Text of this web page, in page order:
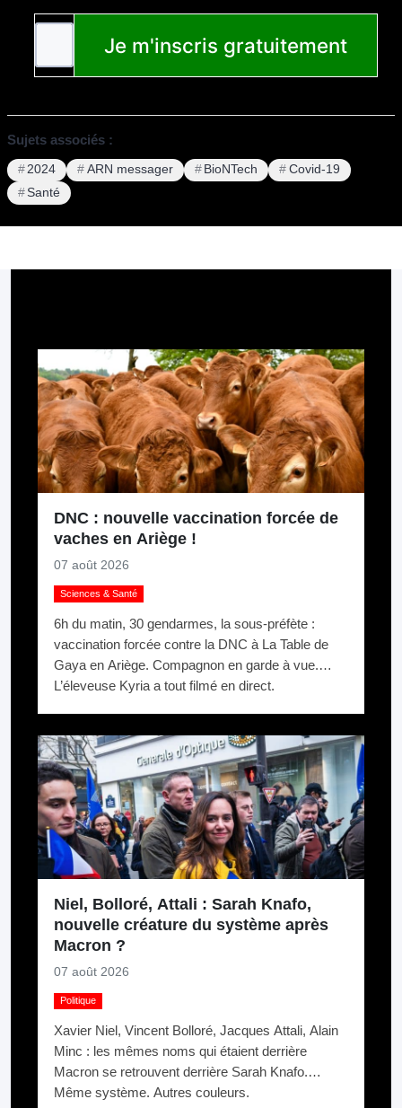
Sujets associés :
2024 ARN messager BioNTech
Covid-19
Santé
DNC : nouvelle vaccination forcée de
vaches en Ariège !
07 août 2026
Sciences & Santé
6h du matin, 30 gendarmes, la sous-préfète :
vaccination forcée contre la DNC à La Table de
Gaya en Ariège. Compagnon en garde à vue.
L’éleveuse Kyria a tout filmé en direct.
Niel, Bolloré, Attali : Sarah Knafo,
nouvelle créature du système après
Macron ?
07 août 2026
Politique
Xavier Niel, Vincent Bolloré, Jacques Attali, Alain
Minc : les mêmes noms qui étaient derrière
Macron se retrouvent derrière Sarah Knafo.
Même système. Autres couleurs.